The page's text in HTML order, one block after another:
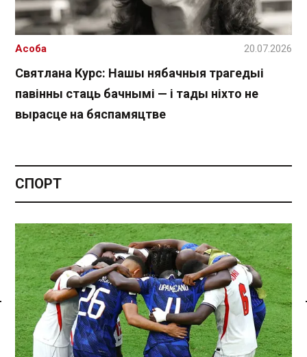
Спасылка без VPN
Святлана Курс: Нашы нябачныя трагедыі
павінны стаць бачнымі — і тады ніхто не
вырасце на бяспамяцтве
Асоба 20.07.2026
СПОРТ